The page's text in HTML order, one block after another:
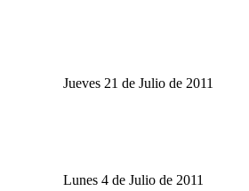
Jueves 21 de Julio de 2011
Lunes 4 de Julio de 2011